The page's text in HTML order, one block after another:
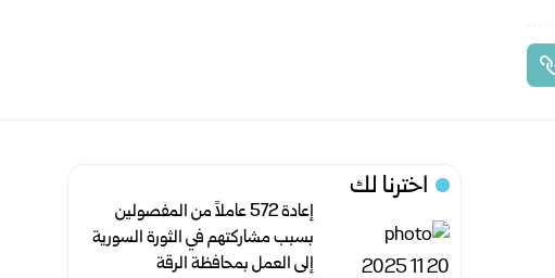
اخترنا لك
إعادة 572 عاملاً من المفصولين
بسبب مشاركتهم في الثورة السورية
إلى العمل ‏بمحافظة الرقة